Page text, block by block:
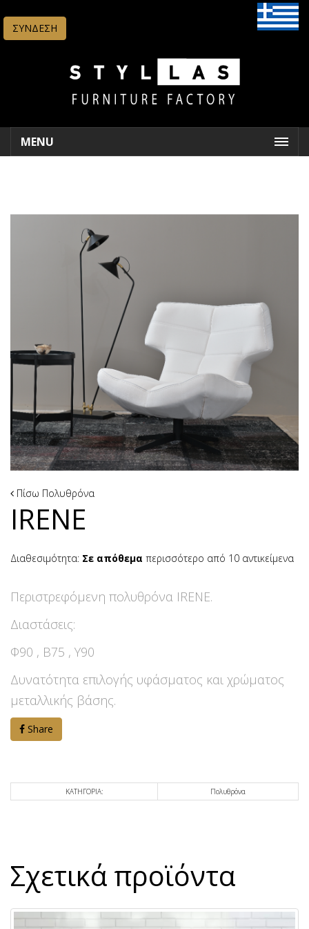
ΣΥΝΔΕΣΗ
MENU
Πίσω Πολυθρόνα
IRENE
Διαθεσιμότητα: Σε απόθεμα περισσότερο από 10 αντικείμενα
Περιστρεφόμενη πολυθρόνα IRENE.
Διαστάσεις:
Φ90 , Β75 , Υ90
Δυνατότητα επιλογής υφάσματος και χρώματος
μεταλλικής βάσης.
Share
ΚΑΤΗΓΟΡΙΑ: Πολυθρόνα
Σχετικά προϊόντα